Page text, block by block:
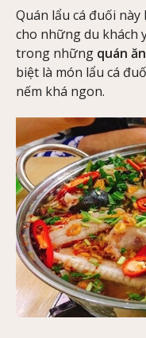
Quán lẩu cá đuối
cho những du khách
trong những quán
biệt là món lẩu cá
nếm khá ngon.